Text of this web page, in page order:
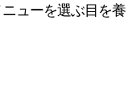
ューを選ぶ目を養